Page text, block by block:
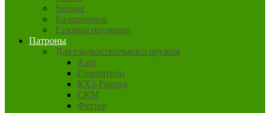
Stoeger
Калашников
Газовые пружины
Патроны
Для гладкоствольного оружия
Азот
Главпатрон
КХЗ-Рекорд
СКМ
Феттер